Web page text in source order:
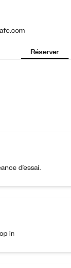
Réserver
d’essai.
in